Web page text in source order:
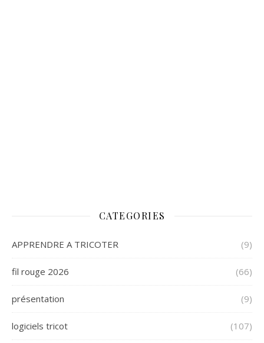
CATEGORIES
APPRENDRE A TRICOTER (9)
fil rouge 2026 (66)
présentation (9)
logiciels tricot (107)